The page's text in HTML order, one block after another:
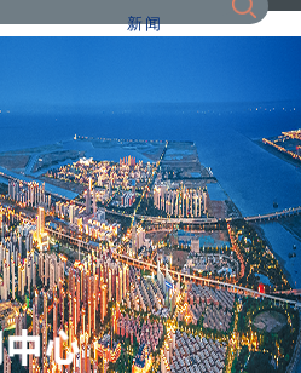
新闻